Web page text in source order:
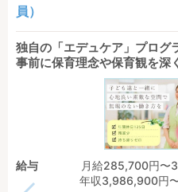
員）
独自の「エデュケア」プログ
事前に保育理念や保育観を深
給与
月給285,700円〜
年収3,986,900円